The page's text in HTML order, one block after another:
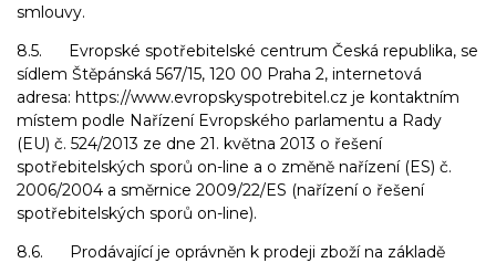
smlouvy.
8.5. Evropské spotřebitelské centrum Česká republika, se
sídlem Štěpánská 567/15, 120 00 Praha 2, internetová
adresa: https://www.evropskyspotrebitel.cz je kontaktním
místem podle Nařízení Evropského parlamentu a Rady
(EU) č. 524/2013 ze dne 21. května 2013 o řešení
spotřebitelských sporů on-line a o změně nařízení (ES) č.
2006/2004 a směrnice 2009/22/ES (nařízení o řešení
spotřebitelských sporů on-line).
8.6. Prodávající je oprávněn k prodeji zboží na základě